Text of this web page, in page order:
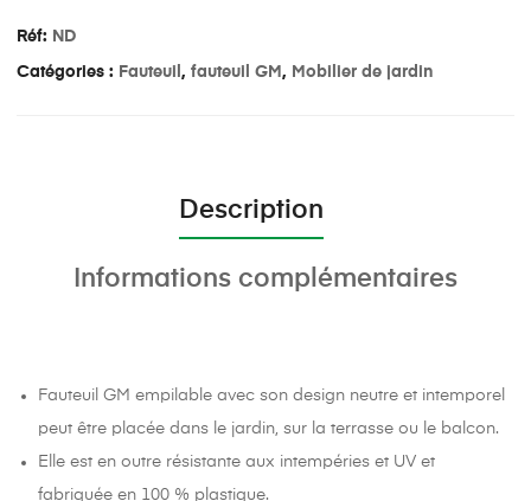
Réf: ND
Catégories : Fauteuil , fauteuil GM , Mobilier de jardin
Description
Informations complémentaires
Fauteuil GM empilable avec son design neutre et intemporel
peut être placée dans le jardin, sur la terrasse ou le balcon.
Elle est en outre résistante aux intempéries et UV et
fabriquée en 100 % plastique.